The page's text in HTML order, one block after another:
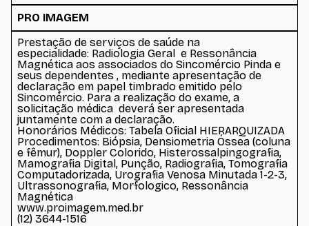
PRO IMAGEM
Prestação de serviços de saúde na
especialidade: Radiologia Geral e Ressonância
Magnética aos associados do Sincomércio Pinda e
seus dependentes , mediante apresentação de
declaração em papel timbrado emitido pelo
Sincomércio. Para a realização do exame, a
solicitação médica deverá ser apresentada
juntamente com a declaração.
Honorários Médicos: Tabela Oficial HIERARQUIZADA
Procedimentos: Biópsia, Densiometria Óssea (coluna
e fêmur), Doppler Colorido, Histerossalpingografia,
Mamografia Digital, Punção, Radiografia, Tomografia
Computadorizada, Urografia Venosa Minutada 1-2-3,
Ultrassonografia, Morfologico, Ressonância
Magnética
www.proimagem.med.br
(12) 3644-1516